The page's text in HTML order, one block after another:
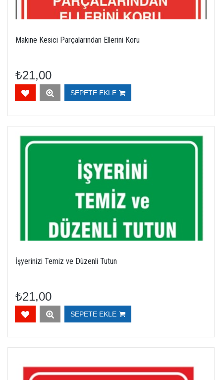
Makine Kesici Parçalarından Ellerini Koru
₺21,00
SEPETE EKLE
İşyerinizi Temiz ve Düzenli Tutun
₺21,00
SEPETE EKLE